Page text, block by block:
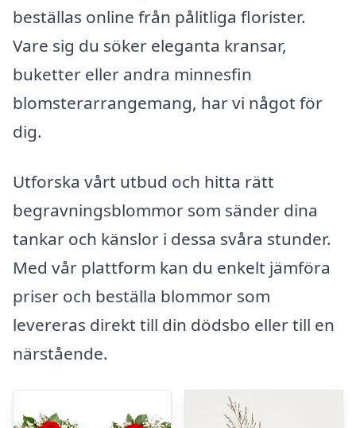
beställas online från pålitliga florister.
Vare sig du söker eleganta kransar,
buketter eller andra minnesfin
blomsterarrangemang, har vi något för
dig.
Utforska vårt utbud och hitta rätt
begravningsblommor som sänder dina
tankar och känslor i dessa svåra stunder.
Med vår plattform kan du enkelt jämföra
priser och beställa blommor som
levereras direkt till din dödsbo eller till en
närstående.